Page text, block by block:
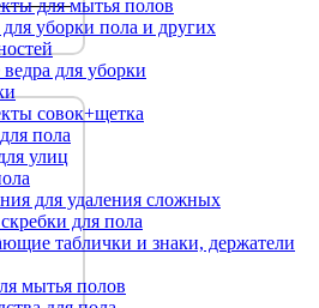
для мытья полов
уборки пола и других
для уборки
совок+щетка
пола
улиц
для удаления сложных
для пола
таблички и знаки, держатели
мытья полов